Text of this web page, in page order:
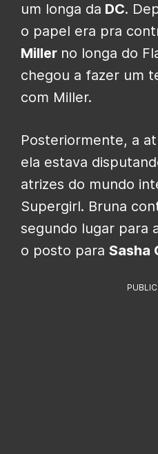
um longa da DC.
o papel era pra
Miller no longa do
chegou a fazer um
com Miller.
Posteriormente, a
ela estava
atrizes do mundo
Supergirl. Bruna
segundo lugar para
o posto para Sasha